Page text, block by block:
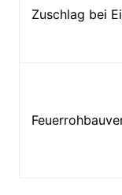
Zuschlag bei